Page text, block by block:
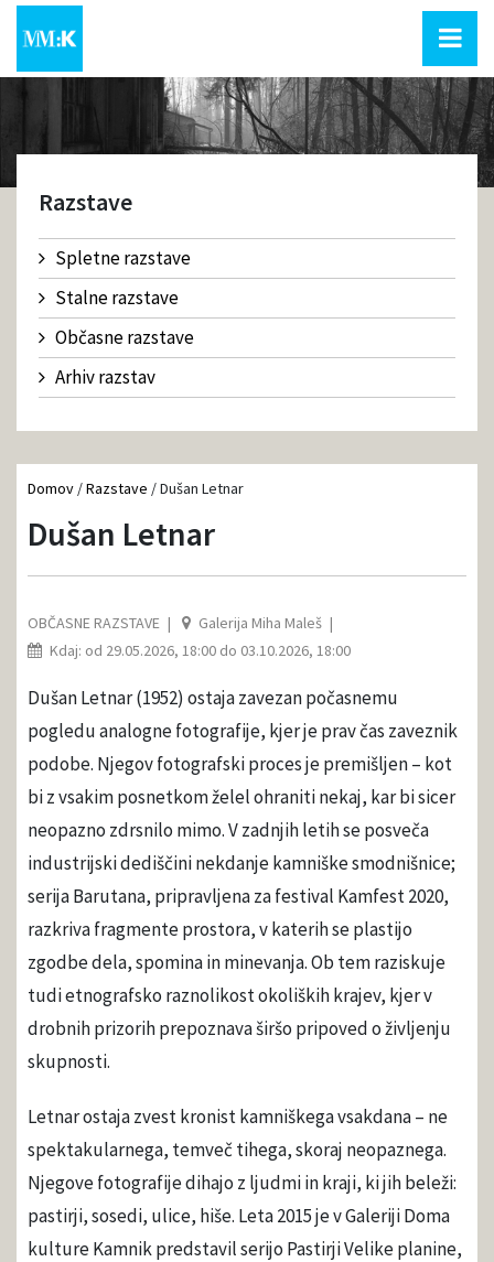
Razstave
Spletne razstave
Stalne razstave
Občasne razstave
Arhiv razstav
Domov /Razstave /Dušan Letnar
Dušan Letnar
OBČASNE RAZSTAVE
Galerija Miha Maleš
Kdaj: od 29.05.2026, 18:00 do 03.10.2026, 18:00
Dušan Letnar (1952) ostaja zavezan počasnemu
pogledu analogne fotografije, kjer je prav čas zaveznik
podobe. Njegov fotografski proces je premišljen – kot
bi z vsakim posnetkom želel ohraniti nekaj, kar bi sicer
neopazno zdrsnilo mimo. V zadnjih letih se posveča
industrijski dediščini nekdanje kamniške smodnišnice;
serija Barutana, pripravljena za festival Kamfest 2020,
razkriva fragmente prostora, v katerih se plastijo
zgodbe dela, spomina in minevanja. Ob tem raziskuje
tudi etnografsko raznolikost okoliških krajev, kjer v
drobnih prizorih prepoznava širšo pripoved o življenju
skupnosti.
Letnar ostaja zvest kronist kamniškega vsakdana – ne
spektakularnega, temveč tihega, skoraj neopaznega.
Njegove fotografije dihajo z ljudmi in kraji, ki jih beleži:
pastirji, sosedi, ulice, hiše. Leta 2015 je v Galeriji Doma
kulture Kamnik predstavil serijo Pastirji Velike planine,